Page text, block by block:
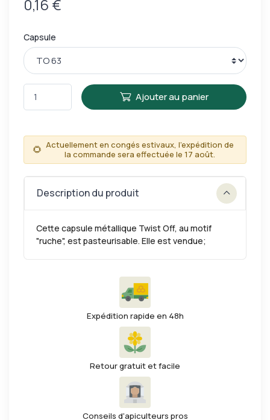
0,16 €
capsule
Ajouter au panier
🌻 Actuellement en congés estivaux, l'expédition de
la commande sera effectuée le 17 août.
Description du produit
Cette capsule métallique Twist Off, au motif
"ruche", est pasteurisable. Elle est vendue;
Expédition rapide en 48h
Retour gratuit et facile
Conseils d'apiculteurs pros